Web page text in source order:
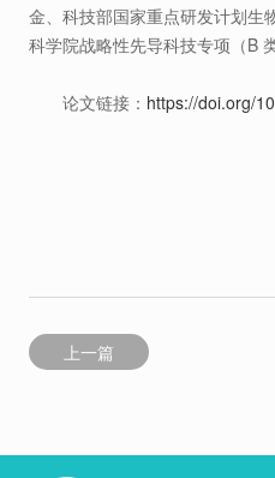
金、科技部国家重点研发计划生
科学院战略性先导科技专项（B
论文链接： https://doi.org/
上一篇